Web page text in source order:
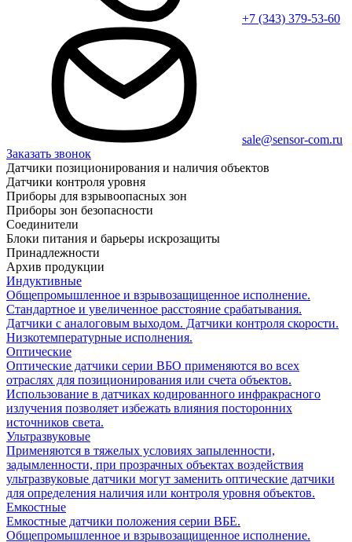
+7 (343) 379-53-60
sale@sensor-com.ru
Заказать звонок
Датчики позиционирования и наличия объектов
Датчики контроля уровня
Приборы для взрывоопасных зон
Приборы зон безопасности
Соединители
Блоки питания и барьеры искрозащиты
Принадлежности
Архив продукции
Индуктивные
Общепромышленное и взрывозащищенное исполнение.
Стандартное и увеличенное расстояние срабатывания.
Датчики с аналоговым выходом. Датчики контроля скорости.
Низкотемпературные исполнения.
Оптические
Оптические датчики серии ВБО применяются во всех
отраслях для позиционирования или счета объектов.
Использование в датчиках кодированного инфракрасного
излучения позволяет избежать влияния посторонних
источников света.
Ультразвуковые
Применяются в тяжелых условиях запыленности,
задымленности, при прозрачных объектах воздействия
ультразвуковые датчики могут заменить оптические датчики
для определения наличия или контроля уровня объектов.
Емкостные
Емкостные датчики положения серии ВБЕ.
Общепромышленное и взрывозащищенное исполнение.